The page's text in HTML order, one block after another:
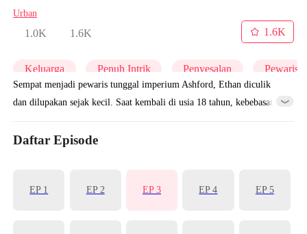
Urban
1.0K 1.6K
1.6K
Keluarga Penuh Intrik Penyesalan Pewaris
Sempat menjadi pewaris tunggal imperium Ashford, Ethan diculik
dan dilupakan sejak kecil. Saat kembali di usia 18 tahun, kebebasan
dikorbankan oleh keluarga kandungnya sendiri. Setelah lolos dari
Daftar Episode
EP 1 EP 2 EP 3 EP 4 EP 5